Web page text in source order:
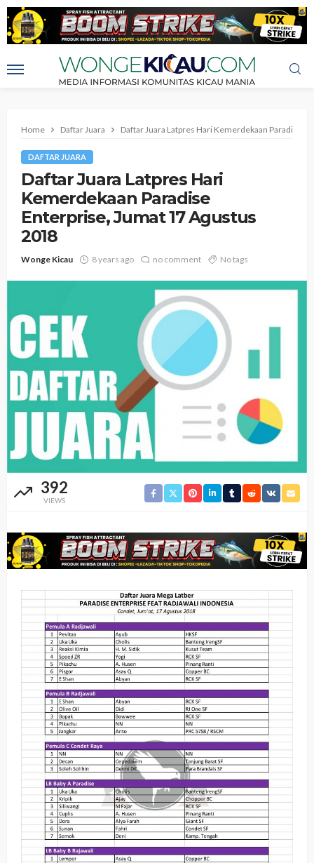
Home Daftar Juara Daftar Juara Latpres Hari Kemerdekaan Paradise
DAFTAR JUARA
Daftar Juara Latpres Hari
Kemerdekaan Paradise
Enterprise, Jumat 17 Agustus
2018
Wonge Kicau 8 years ago no comment No tags
392
VIEWS